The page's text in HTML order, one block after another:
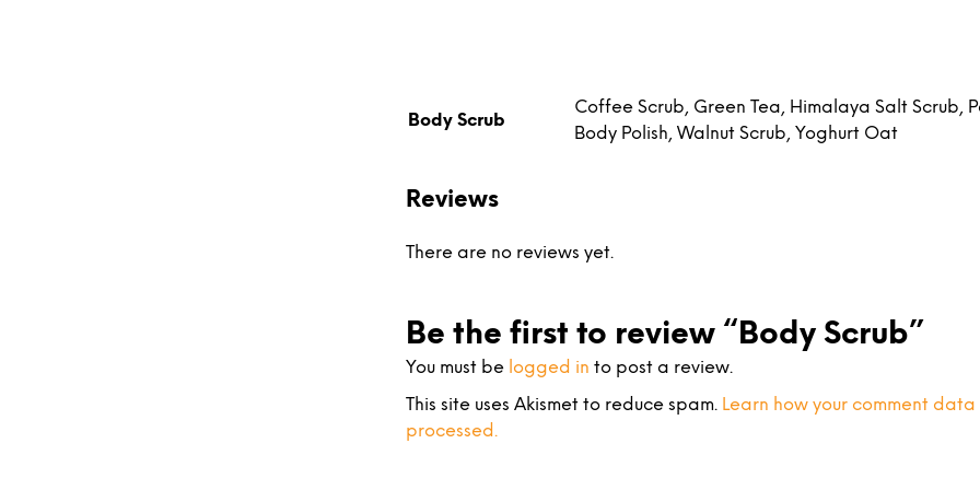
Body Scrub
Coffee Scrub, Green Tea, Himalaya Salt Scrub,
Body Polish, Walnut Scrub, Yoghurt Oat
Reviews
There are no reviews yet.
Be the first to review “Body Scrub”
You must be logged in to post a review.
This site uses Akismet to reduce spam. Learn how your comment data
processed.